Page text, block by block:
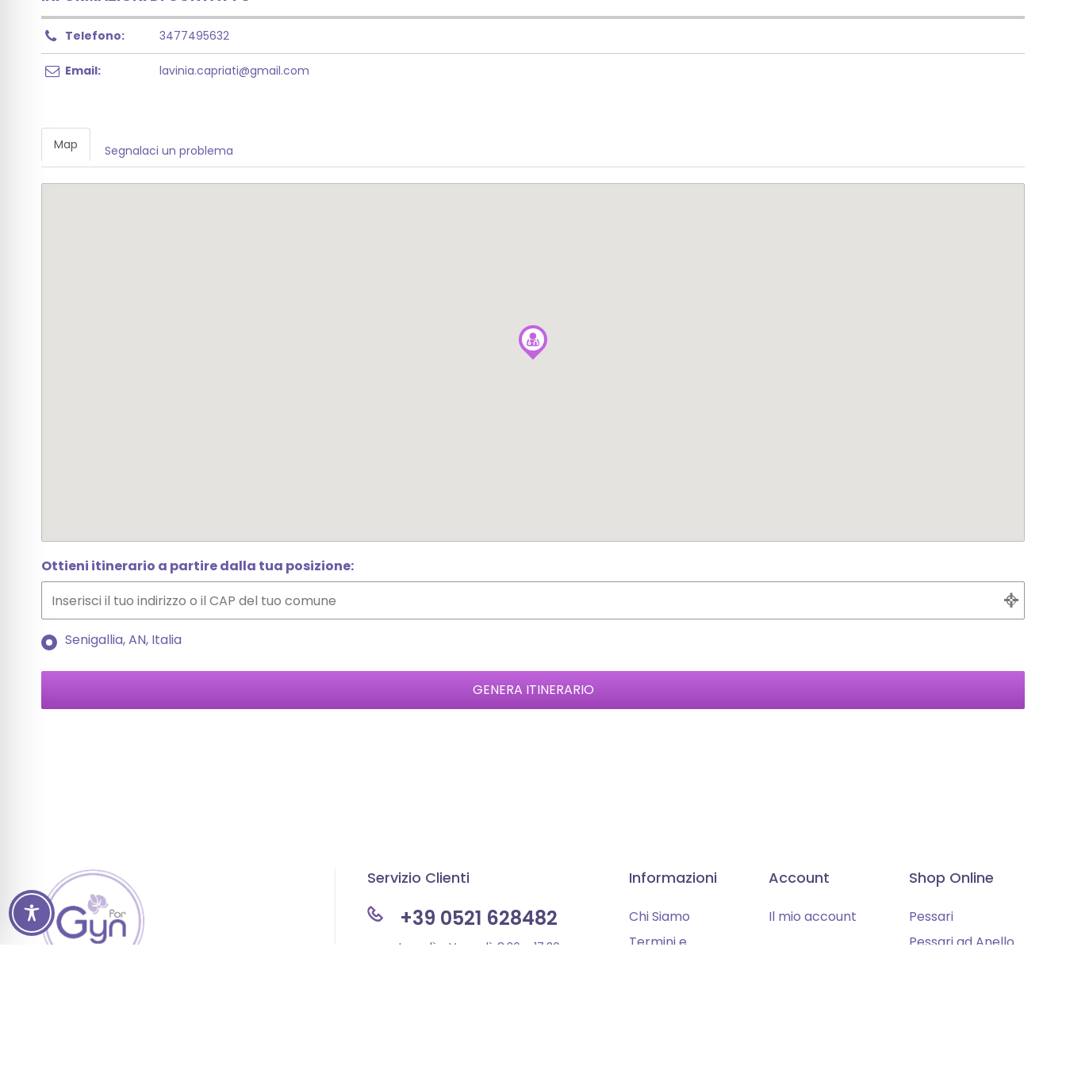
Telefono: 3477495632
Email: lavinia.capriati@gmail.com
Map Segnalaci un problema
Ottieni itinerario a partire dalla tua posizione:
Senigallia, AN, Italia
Servizio Clienti
+39 0521 628482
Lunedì – Venerdì: 8:30 – 17:30
Informazioni
Chi Siamo
Termini e
Account
Il mio account
Shop Online
Pessari
Pessari ad Anello